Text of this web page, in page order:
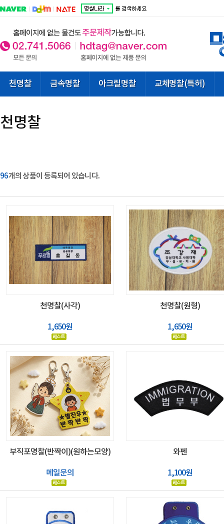
천명찰 금속명찰 아크릴명찰 교체명찰(특허)
천명찰
96개의 상품이 등록되어 있습니다.
천명찰(사각)
1,650원
천명찰(원형)
1,650원
부직포명찰(반짝이)(원하는모양)
메일문의
와펜
1,100원